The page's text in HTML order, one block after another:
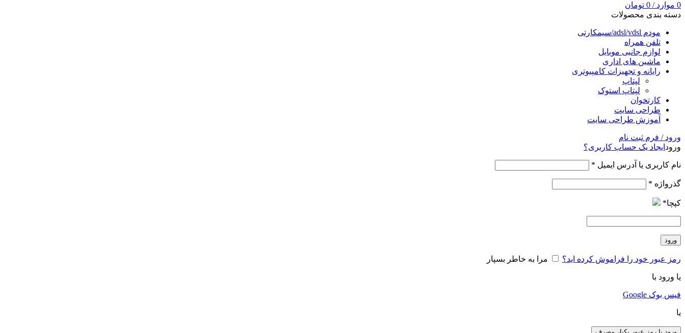
0 موارد /
0 تومان
دسته بندی محصولات
مودم adsl/vdsl/سیمکارتی
تلفن همراه
لوازم جانبی موبایل
ماشین های اداری
رایانه و تجهیزات کامپیوتری
لپتاپ
لپتاپ استوک
کارتخوان
طراحی سایت
آموزش طراحی سایت
ورود / فرم ثبت نام
ورود ایجاد یک حساب کاربری؟
نام کاربری یا آدرس ایمیل *
گذرواژه *
کپچا*
ورود
رمز عبور خود را فراموش کرده اید؟ مرا به خاطر بسپار
یا ورود با
فیس بوک Google
یا